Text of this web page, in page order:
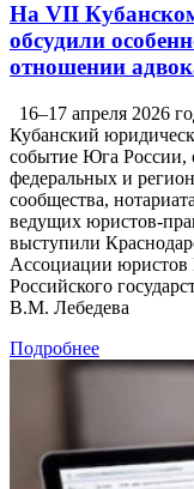
На VII
обсудили
отношении
16–17 апреля 2026
Кубанский
событие Юга России,
федеральных и
сообщества,
ведущих юристов-
выступили
Ассоциации юристов
Российского
В.М. Лебедева
Подробнее